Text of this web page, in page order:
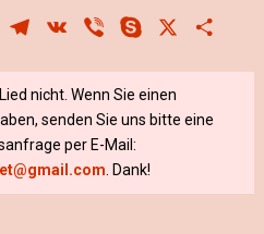
LinkedInTelegram
VK Viber Skype
nicht. Wenn Sie einen
senden Sie uns bitte eine
per E-Mail:
. Dank!